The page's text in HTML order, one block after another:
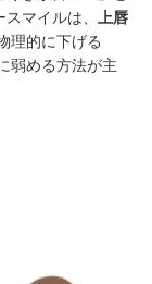
マイルは、 上唇
理的に下げる
弱める方法が主